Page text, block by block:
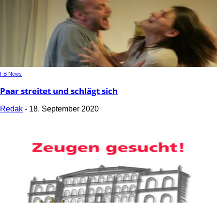
FB News
Paar streitet und schlägt sich
Redak - 18. September 2020